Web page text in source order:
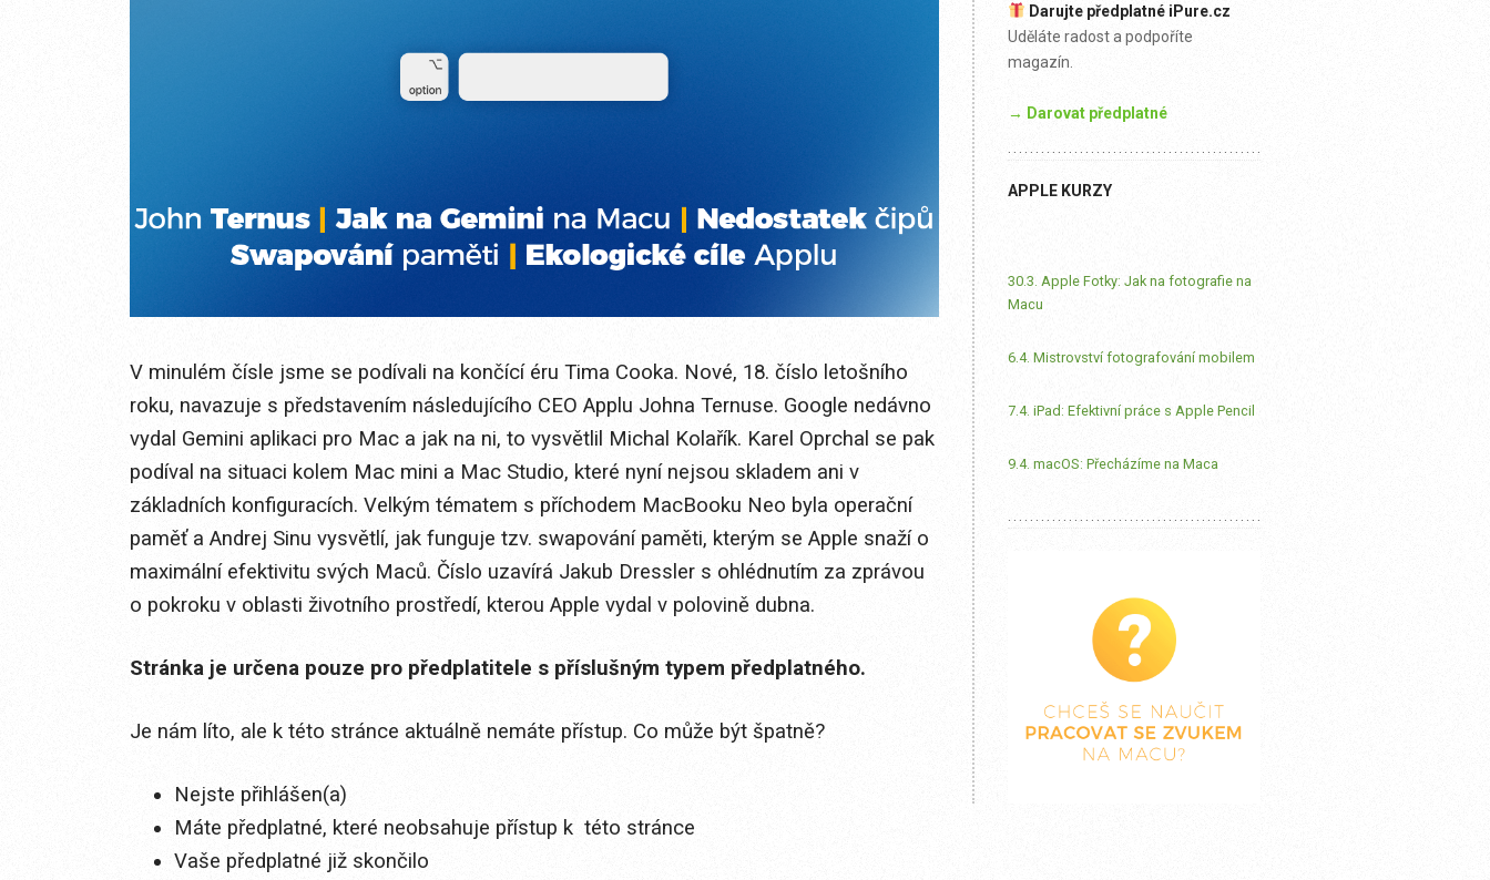
V minulém čísle jsme se podívali na končící éru Tima Cooka. Nové, 18. číslo letošního
roku, navazuje s představením následujícího CEO Applu Johna Ternuse. Google nedávno
vydal Gemini aplikaci pro Mac a jak na ni, to vysvětlil Michal Kolařík. Karel Oprchal se pak
podíval na situaci kolem Mac mini a Mac Studio, které nyní nejsou skladem ani v
základních konfiguracích. Velkým tématem s příchodem MacBooku Neo byla operační
paměť a Andrej Sinu vysvětlí, jak funguje tzv. swapování paměti, kterým se Apple snaží o
maximální efektivitu svých Maců. Číslo uzavírá Jakub Dressler s ohlédnutím za zprávou
o pokroku v oblasti životního prostředí, kterou Apple vydal v polovině dubna.
Stránka je určena pouze pro předplatitele s příslušným typem předplatného.
Je nám líto, ale k této stránce aktuálně nemáte přístup. Co může být špatně?
Nejste přihlášen(a)
Máte předplatné, které neobsahuje přístup k této stránce
Vaše předplatné již skončilo
Darujte předplatné iPure.cz
Uděláte radost a podpoříte
magazín.
→ Darovat předplatné
APPLE KURZY
30.3. Apple Fotky: Jak na fotografie na
Macu
6.4. Mistrovství fotografování mobilem
7.4. iPad: Efektivní práce s Apple Pencil
9.4. macOS: Přecházíme na Maca